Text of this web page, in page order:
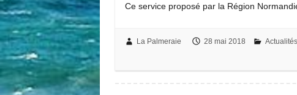
Ce service proposé par la Région
La Palmeraie 28 mai 2018 Actualités